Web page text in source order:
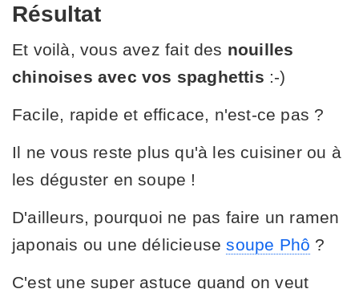
Résultat
Et voilà, vous avez fait des nouilles
chinoises avec vos spaghettis :-)
Facile, rapide et efficace, n'est-ce pas ?
Il ne vous reste plus qu'à les cuisiner ou à
les déguster en soupe !
D'ailleurs, pourquoi ne pas faire un ramen
japonais ou une délicieusesoupe Phô ?
C'est une super astuce quand on veut